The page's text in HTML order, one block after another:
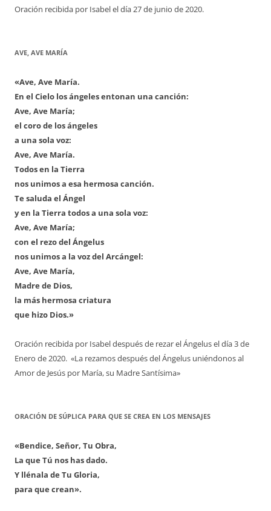
Oración recibida por Isabel el día 27 de junio de 2020.
AVE, AVE MARÍA
«Ave, Ave María.
En el Cielo los ángeles entonan una canción:
Ave, Ave María;
el coro de los ángeles
a una sola voz:
Ave, Ave María.
Todos en la Tierra
nos unimos a esa hermosa canción.
Te saluda el Ángel
y en la Tierra todos a una sola voz:
Ave, Ave María;
con el rezo del Ángelus
nos unimos a la voz del Arcángel:
Ave, Ave María,
Madre de Dios,
la más hermosa criatura
que hizo Dios.»
Oración recibida por Isabel después de rezar el Ángelus el día 3 de
Enero de 2020. «La rezamos después del Ángelus uniéndonos al
Amor de Jesús por María, su Madre Santísima»
ORACIÓN DE SÚPLICA PARA QUE SE CREA EN LOS MENSAJES
«Bendice, Señor, Tu Obra,
La que Tú nos has dado.
Y llénala de Tu Gloria,
para que crean».